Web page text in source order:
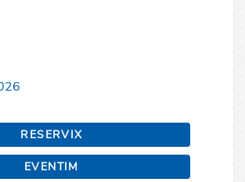
RESERVIX
EVENTIM